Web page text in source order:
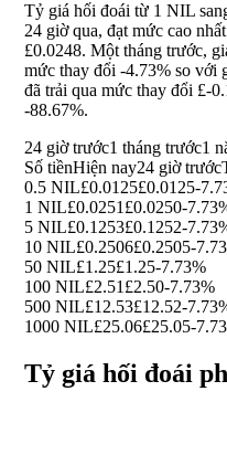
Tỷ giá hối đoái từ 1 NIL
24 giờ qua, đạt mức cao
£0.0248. Một tháng trước,
mức thay đổi -4.73% so với
đã trải qua mức thay đổi £-
-88.67%.
24 giờ trước1 tháng trước1
Số tiềnHiện nay24 giờ trước
0.5 NIL£0.0125£0.0125-
1 NIL£0.0251 £0.0250-
5 NIL£0.1253£0.1252-
10 NIL£0.2506£0.2505-
50 NIL£1.25£1.25-7.73%
100 NIL£2.51 £2.50-7.73%
500 NIL£12.53£12.52-
1000 NIL£25.06£25.05-
Tỷ giá hối đoái